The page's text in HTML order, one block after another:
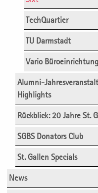
TechQuartier
TU Darmstadt
Vario
Alumni-
Highlights
Rückblick: 20 Jahre St.
SGBS Donators Club
St. Gallen Specials
News